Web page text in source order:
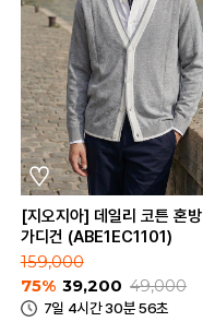
[지오지아] 데일리 코튼 혼방
가디건 (ABE1EC1101)
159,000
75% 39,200 49,000
7일 4시간 30분 56초